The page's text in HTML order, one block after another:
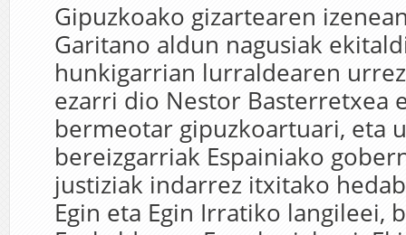
Gipuzkoako gizartearen
Garitano aldun nagusiak
hunkigarrian lurraldearen
ezarri dio Nestor Basterretxea
bermeotar gipuzkoartuari, eta
bereizgarriak Espainiako
justiziak indarrez itxitako
Egin eta Egin Irratiko langileei,